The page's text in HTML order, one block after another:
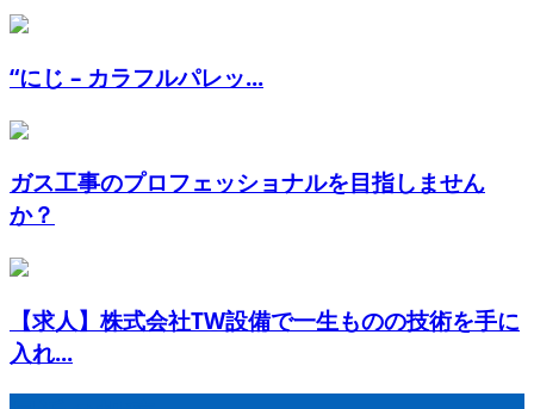
“にじ – カラフルパレッ...
ガス工事のプロフェッショナルを目指しません
か？
【求人】株式会社TW設備で一生ものの技術を手に
入れ...